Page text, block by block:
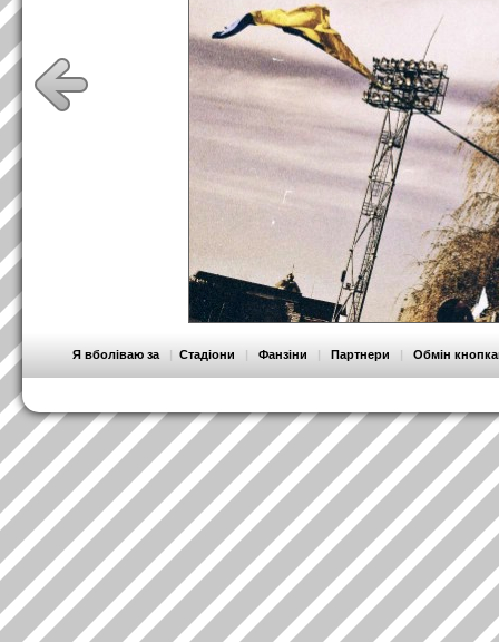
Я вболіваю за | Стадіони | Фанзіни | Партнери | Обмін